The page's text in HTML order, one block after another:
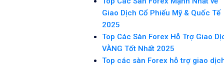
Giao Dịch Cổ Phiếu Mỹ & Quốc Tế
2025
Top Các Sàn Forex Hỗ Trợ Giao
VÀNG Tốt Nhất 2025
Top các sàn Forex hỗ trợ giao